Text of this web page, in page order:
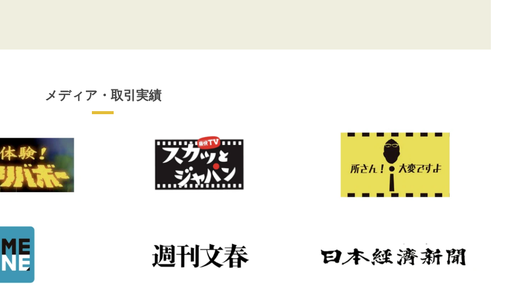
メディア・取引実績